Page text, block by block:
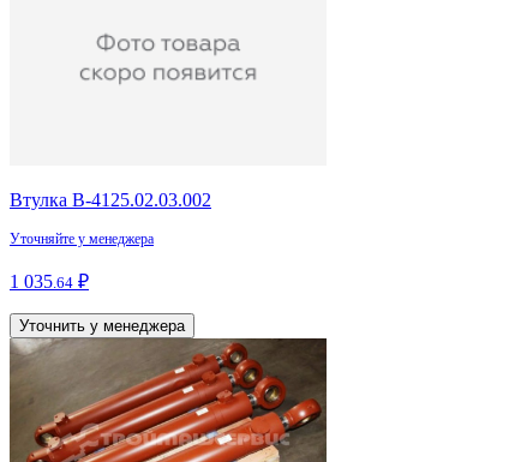
Втулка В-4125.02.03.002
Уточняйте у менеджера
1 035.64 ₽
Уточнить у менеджера